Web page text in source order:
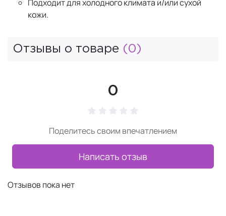
Подходит для холодного климата и/или сухой
кожи.
Отзывы о товаре (0)
0
Поделитесь своим впечатлением
Написать отзыв
Отзывов пока нет